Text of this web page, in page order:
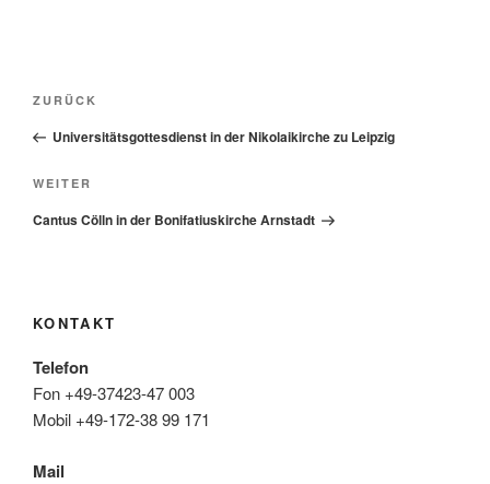
Beitragsnavigation
Vorheriger
Beitrag
ZURÜCK
Universitätsgottesdienst in der Nikolaikirche zu Leipzig
Nächster
Beitrag
WEITER
Cantus Cölln in der Bonifatiuskirche Arnstadt
KONTAKT
Telefon
Fon +49-37423-47 003
Mobil +49-172-38 99 171
Mail